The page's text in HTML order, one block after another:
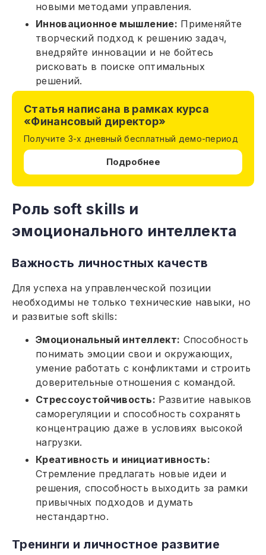
новыми методами управления.
Инновационное мышление: Применяйте
творческий подход к решению задач,
внедряйте инновации и не бойтесь
рисковать в поиске оптимальных
решений.
Статья написана в рамках курса
«Финансовый директор»
Получите 3-х дневный бесплатный демо-период
Подробнее
Роль soft skills и
эмоционального интеллекта
Важность личностных качеств
Для успеха на управленческой позиции
необходимы не только технические навыки, но
и развитые soft skills:
Эмоциональный интеллект: Способность
понимать эмоции свои и окружающих,
умение работать с конфликтами и строить
доверительные отношения с командой.
Стрессоустойчивость: Развитие навыков
саморегуляции и способность сохранять
концентрацию даже в условиях высокой
нагрузки.
Креативность и инициативность:
Стремление предлагать новые идеи и
решения, способность выходить за рамки
привычных подходов и думать
нестандартно.
Тренинги и личностное развитие